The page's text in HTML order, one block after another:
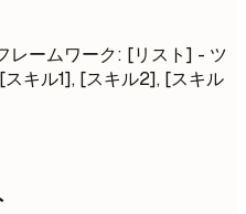
ームワーク: [リスト] - ツ
キル1], [スキル2], [スキル